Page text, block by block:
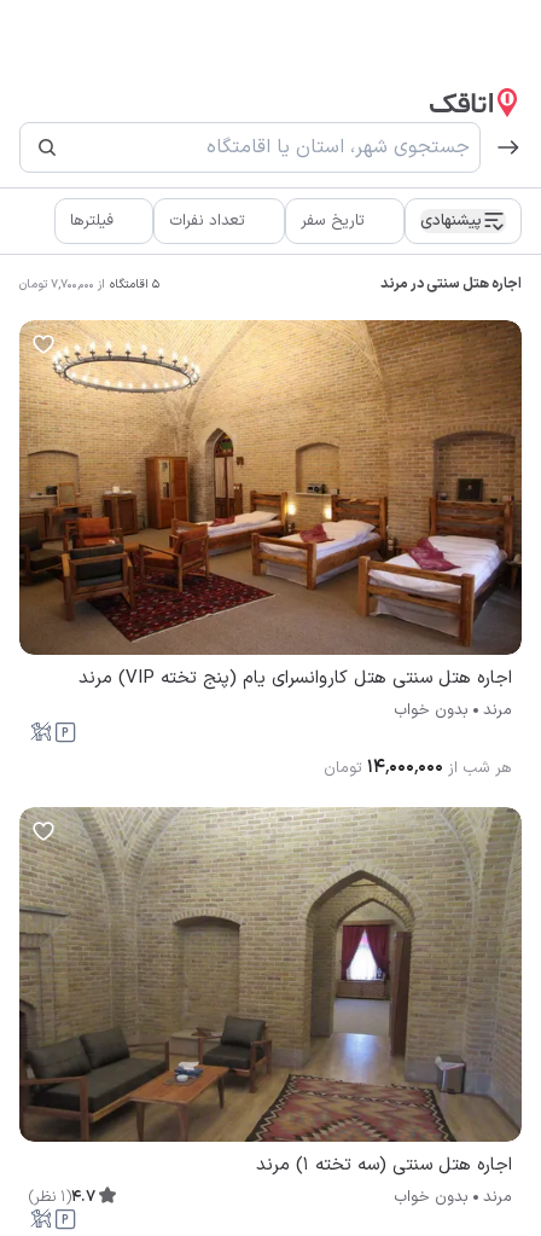
پیشنهادی تاریخ سفر تعداد نفرات فیلترها
اجاره هتل سنتی در مرند 5 اقامتگاه از 7,700,000 تومان
اجاره هتل سنتی هتل کاروانسرای یام (پنج تخته VIP) مرند
مرند بدون خواب
هر شب از ۱۴٬۰۰۰٬۰۰۰ تومان
اجاره هتل سنتی (سه تخته 1) مرند
مرند بدون خواب 4.7
(
1 نظر)